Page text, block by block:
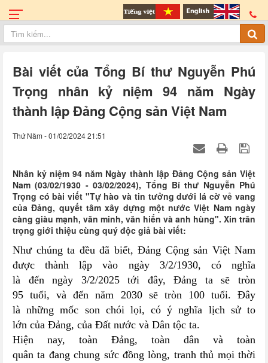
Bài viết của Tổng Bí thư Nguyễn Phú
Trọng nhân kỷ niệm 94 năm Ngày
thành lập Đảng Cộng sản Việt Nam
Thứ Năm - 01/02/2024 21:51
Nhân kỷ niệm 94 năm Ngày thành lập Đảng Cộng sản Việt
Nam (03/02/1930 - 03/02/2024), Tổng Bí thư Nguyễn Phú
Trọng có bài viết "Tự hào và tin tưởng dưới lá cờ vẻ vang
của Đảng, quyết tâm xây dựng một nước Việt Nam ngày
càng giàu mạnh, văn minh, văn hiến và anh hùng". Xin trân
trọng giới thiệu cùng quý độc giả bài viết:
Như chúng ta đều đã biết, Đảng Cộng sản Việt Nam
được thành lập vào ngày 3/2/1930, có nghĩa
là đến ngày 3/2/2025 tới đây, Đảng ta sẽ tròn
95 tuổi, và đến năm 2030 sẽ tròn 100 tuổi. Đây
là những mốc son chói lọi, có ý nghĩa lịch sử to
lớn của Đảng, của Đất nước và Dân tộc ta.
Hiện nay, toàn Đảng, toàn dân và toàn
quân ta đang chung sức đồng lòng, tranh thủ mọi thời